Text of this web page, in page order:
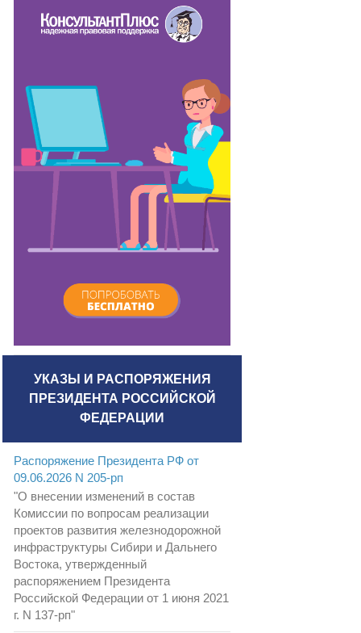
УКАЗЫ И РАСПОРЯЖЕНИЯ
ПРЕЗИДЕНТА РОССИЙСКОЙ
ФЕДЕРАЦИИ
Распоряжение Президента РФ от
09.06.2026 N 205-рп
"О внесении изменений в состав
Комиссии по вопросам реализации
проектов развития железнодорожной
инфраструктуры Сибири и Дальнего
Востока, утвержденный
распоряжением Президента
Российской Федерации от 1 июня 2021
г. N 137-рп"